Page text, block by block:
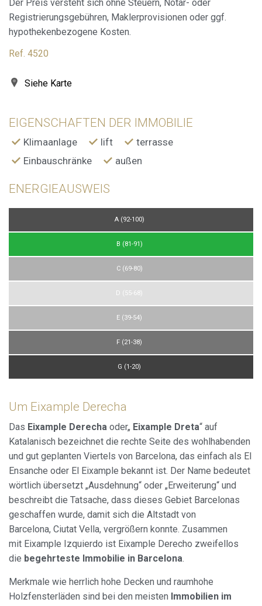
Der Preis versteht sich ohne Steuern, Notar- oder
Registrierungsgebühren, Maklerprovisionen oder ggf.
hypothekenbezogene Kosten.
Ref. 4520
Siehe Karte
EIGENSCHAFTEN DER IMMOBILIE
Klimaanlage lift
terrasse
Einbauschränke
außen
ENERGIEAUSWEIS
A (92-100)
B (81-91)
C (69-80)
D (55-68)
E (39-54)
F (21-38)
G (1-20)
Um Eixample Derecha
Das Eixample Derecha oder„ Eixample Dreta“ auf
Katalanisch bezeichnet die rechte Seite des wohlhabenden
und gut geplanten Viertels von Barcelona, das einfach als El
Ensanche oder El Eixample bekannt ist. Der Name bedeutet
wörtlich übersetzt „Ausdehnung“ oder „Erweiterung“ und
beschreibt die Tatsache, dass dieses Gebiet Barcelonas
geschaffen wurde, damit sich die Altstadt von
Barcelona, Ciutat Vella, vergrößern konnte. Zusammen
mit Eixample Izquierdo ist Eixample Derecho zweifellos
die begehrteste Immobilie in Barcelona.
Merkmale wie herrlich hohe Decken und raumhohe
Holzfensterläden sind bei den meisten Immobilien im
Benutzers durch die kontinuierliche Beobachtung seiner
Surfgewohnheiten zu speichern. Dank ihnen können wir
die Surfgewohnheiten auf der Website kennen und
Werbung in Bezug auf das Surfprofil des Benutzers